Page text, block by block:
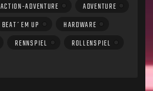
ACTION-ADVENTURE
ADVENTURE
BEAT´EM UP
HARDWARE
RENNSPIEL
ROLLENSPIEL